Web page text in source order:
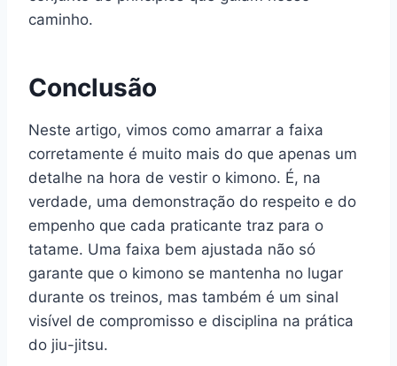
caminho.
Conclusão
Neste artigo, vimos como amarrar a faixa
corretamente é muito mais do que apenas um
detalhe na hora de vestir o kimono. É, na
verdade, uma demonstração do respeito e do
empenho que cada praticante traz para o
tatame. Uma faixa bem ajustada não só
garante que o kimono se mantenha no lugar
durante os treinos, mas também é um sinal
visível de compromisso e disciplina na prática
do jiu-jitsu.